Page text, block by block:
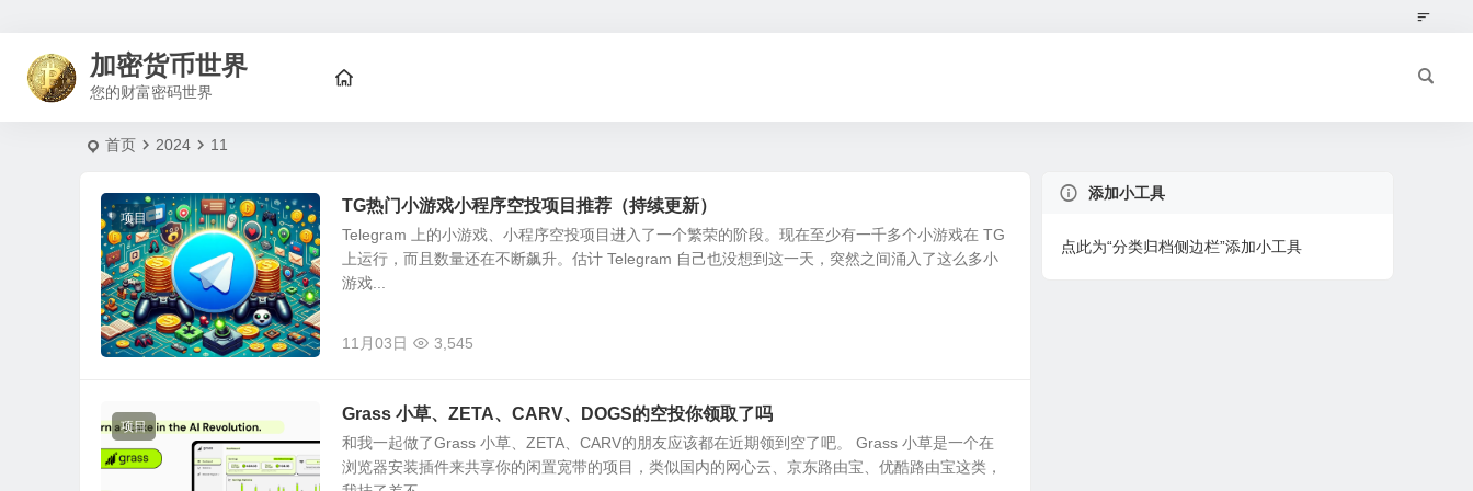
加密货币世界
您的财富密码世界
首页 2024 11
项目
TG热门小游戏小程序空投项目推荐（持续更新）
Telegram 上的小游戏、小程序空投项目进入了一个繁荣的阶段。现在至少有一千多个小游戏在 TG
上运行，而且数量还在不断飙升。估计 Telegram 自己也没想到这一天，突然之间涌入了这么多小
游戏...
11月03日 3,545
项目
Grass 小草、ZETA、CARV、DOGS的空投你领取了吗
和我一起做了Grass 小草、ZETA、CARV的朋友应该都在近期领到空了吧。 Grass 小草是一个在
浏览器安装插件来共享你的闲置宽带的项目，类似国内的网心云、京东路由宝、优酷路由宝这类，
添加小工具
点此为“分类归档侧边栏”添加小工具